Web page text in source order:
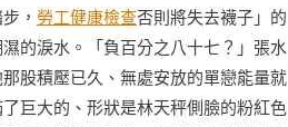
， 勞工健康檢查否則將失去襪子」的
的淚水。「負百分之八十七？」張水
股積壓已久、無處安放的單戀能量就
巨大的、形狀是林天秤側臉的粉紅色